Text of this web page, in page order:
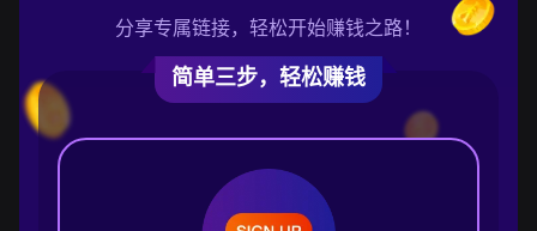
分享专属链接，轻松开始赚钱之路！
简单三步，轻松赚钱